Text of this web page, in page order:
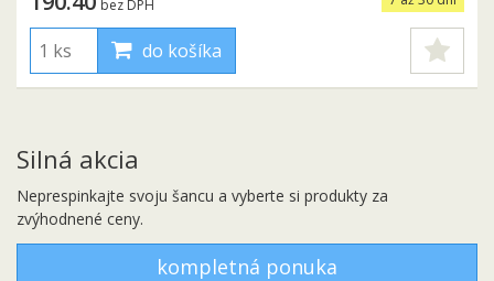
bez DPH
do košíka
Silná akcia
Neprespinkajte svoju šancu a vyberte si produkty za
zvýhodnené ceny.
kompletná ponuka